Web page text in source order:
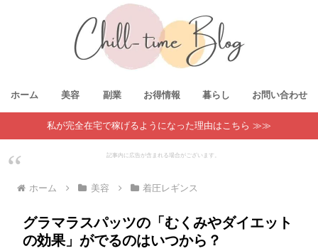
ホーム 美容 副業 お得情報 暮らし お問い合わせ
私が完全在宅で稼げるようになった理由はこちら ≫≫
記事内に広告が含まれる場合がございます。
ホーム 美容 着圧レギンス
グラマラスパッツの「むくみやダイエット
の効果」がでるのはいつから？